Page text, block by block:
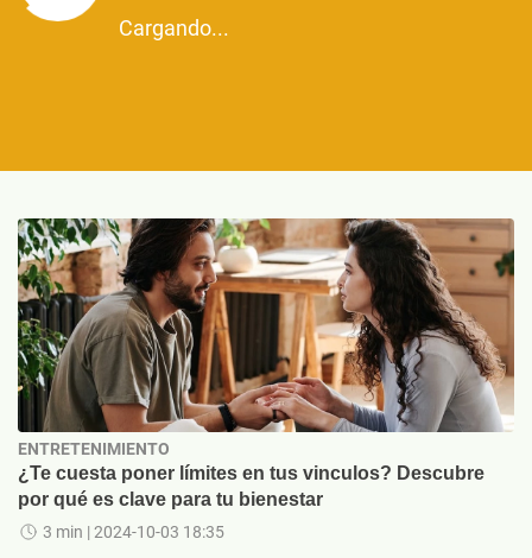
Cargando...
ENTRETENIMIENTO
¿Te cuesta poner límites en tus vinculos? Descubre
por qué es clave para tu bienestar
3 min | 2024-10-03 18:35